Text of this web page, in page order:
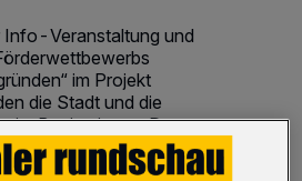
Info-Veranstaltung und
im Projekt
die Stadt und die
Beginn ist am Donnerstag
um 18:30 Uhr im „Loch“ in der